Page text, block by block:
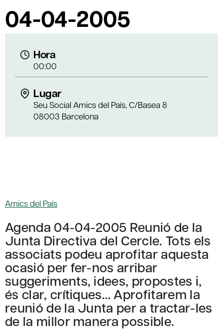
04-04-2005
Hora
00:00
Lugar
Seu Social Amics del País, C/Basea 8
08003 Barcelona
Amics del País
Agenda 04-04-2005 Reunió de la
Junta Directiva del Cercle. Tots els
associats podeu aprofitar aquesta
ocasió per fer-nos arribar
suggeriments, idees, propostes i,
és clar, crítiques… Aprofitarem la
reunió de la Junta per a tractar-les
de la millor manera possible.